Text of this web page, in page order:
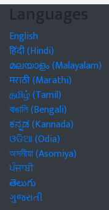
Languages
English
हिंदी (Hindi)
മലയാളം (Malayalam)
मराठी (Marathi)
தமிழ் (Tamil)
বাঙালি (Bengali)
ಕನ್ನಡ (Kannada)
ଓଡିଆ (Odia)
অসমীয়া (Asomiya)
ਪੰਜਾਬੀ
తెలుగు
ગુજરાતી